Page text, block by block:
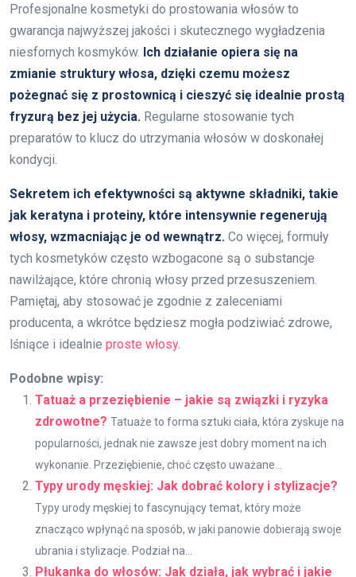
Profesjonalne kosmetyki do prostowania włosów to
gwarancja najwyższej jakości i skutecznego wygładzenia
niesfornych kosmyków. Ich działanie opiera się na
zmianie struktury włosa, dzięki czemu możesz
pożegnać się z prostownicą i cieszyć się idealnie prostą
fryzurą bez jej użycia. Regularne stosowanie tych
preparatów to klucz do utrzymania włosów w doskonałej
kondycji.
Sekretem ich efektywności są aktywne składniki, takie
jak keratyna i proteiny, które intensywnie regenerują
włosy, wzmacniając je od wewnątrz. Co więcej, formuły
tych kosmetyków często wzbogacone są o substancje
nawilżające, które chronią włosy przed przesuszeniem.
Pamiętaj, aby stosować je zgodnie z zaleceniami
producenta, a wkrótce będziesz mogła podziwiać zdrowe,
lśniące i idealnie proste włosy.
Podobne wpisy:
Tatuaż a przeziębienie – jakie są związki i ryzyka
zdrowotne? Tatuaże to forma sztuki ciała, która zyskuje na
popularności, jednak nie zawsze jest dobry moment na ich
wykonanie. Przeziębienie, choć często uważane...
Typy urody męskiej: Jak dobrać kolory i stylizacje?
Typy urody męskiej to fascynujący temat, który może
znacząco wpłynąć na sposób, w jaki panowie dobierają swoje
ubrania i stylizacje. Podział na...
Płukanka do włosów: Jak działa, jak wybrać i jakie